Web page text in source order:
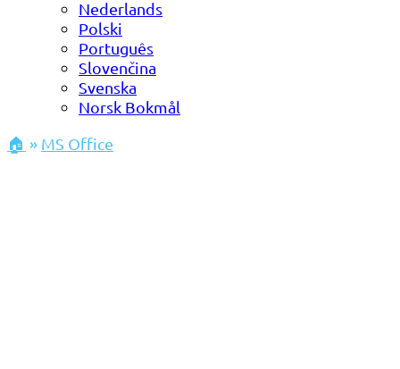
Nederlands
Polski
Português
Slovenčina
Svenska
Norsk Bokmål
🏠 » MS Office